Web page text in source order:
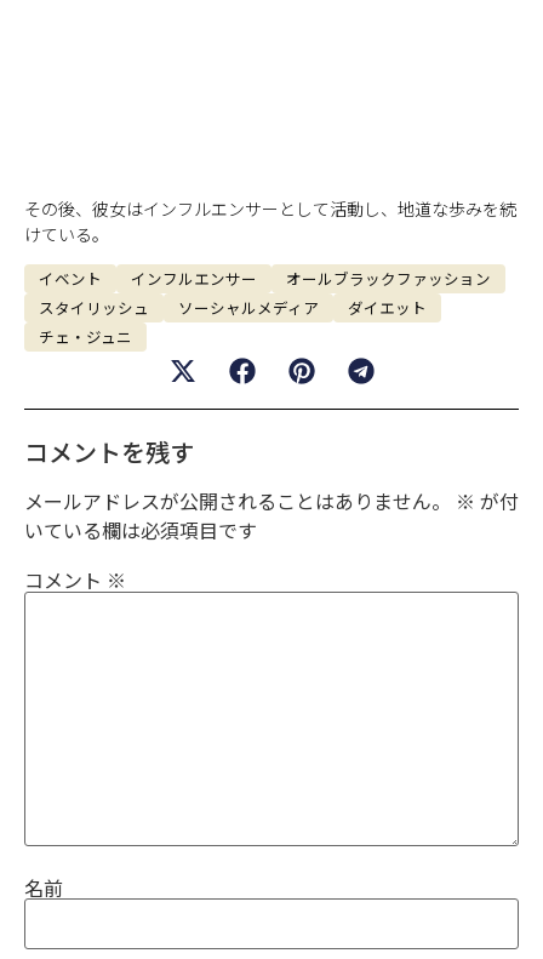
その後、彼女はインフルエンサーとして活動し、地道な歩みを続
けている。
イベント インフルエンサー
オールブラックファッション
スタイリッシュ
ソーシャルメディア
ダイエット
チェ・ジュニ
コメントを残す
メールアドレスが公開されることはありません。 ※ が付
いている欄は必須項目です
コメント ※
名前